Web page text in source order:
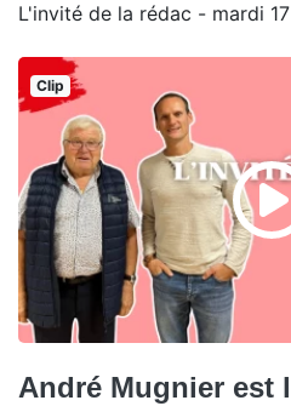
L'invité de la rédac - mardi
Clip
André Mugnier est